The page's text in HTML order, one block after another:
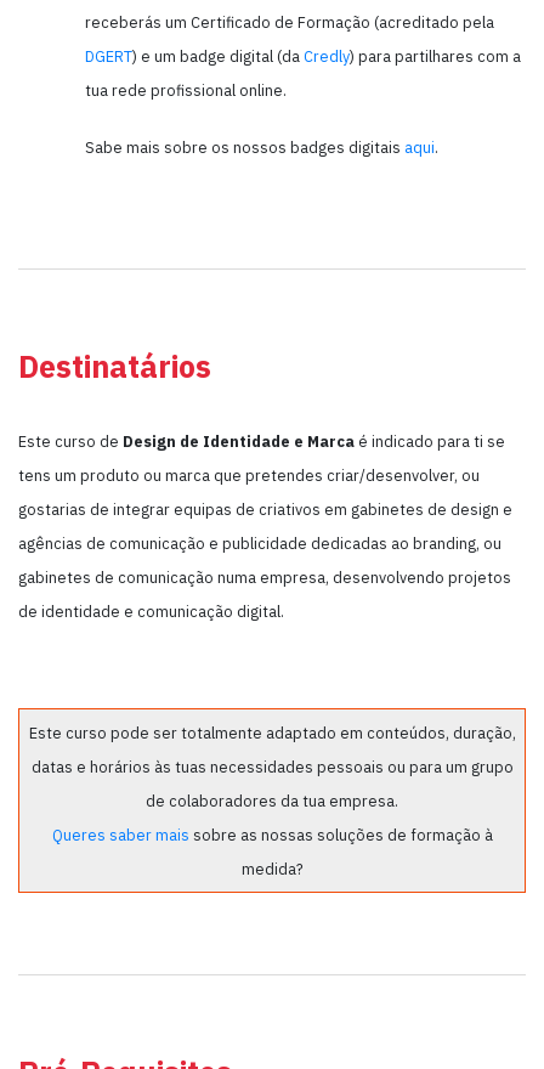
receberás um Certificado de Formação (acreditado pela
DGERT) e um badge digital (da Credly) para partilhares com a
tua rede profissional online.
Sabe mais sobre os nossos badges digitais aqui.
Destinatários
Este curso de Design de Identidade e Marca é indicado para ti se
tens um produto ou marca que pretendes criar/desenvolver, ou
gostarias de integrar equipas de criativos em gabinetes de design e
agências de comunicação e publicidade dedicadas ao branding, ou
gabinetes de comunicação numa empresa, desenvolvendo projetos
de identidade e comunicação digital.
Este curso pode ser totalmente adaptado em conteúdos, duração,
datas e horários às tuas necessidades pessoais ou para um grupo
de colaboradores da tua empresa.
Queres saber mais sobre as nossas soluções de formação à
medida?